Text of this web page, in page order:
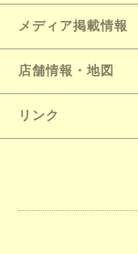
メディア掲載情報
店舗情報・地図
リンク